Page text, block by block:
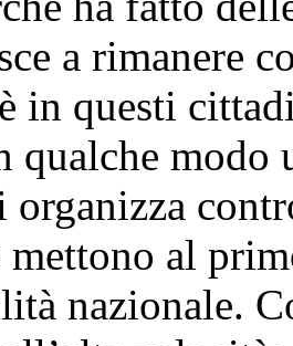
a rimanere
in questi
qualche modo
organizza
al
nazionale.